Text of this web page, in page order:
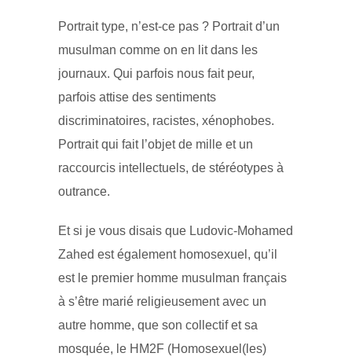
Portrait type, n’est-ce pas ? Portrait d’un
musulman comme on en lit dans les
journaux. Qui parfois nous fait peur,
parfois attise des sentiments
discriminatoires, racistes, xénophobes.
Portrait qui fait l’objet de mille et un
raccourcis intellectuels, de stéréotypes à
outrance.
Et si je vous disais que Ludovic-Mohamed
Zahed est également homosexuel, qu’il
est le premier homme musulman français
à s’être marié religieusement avec un
autre homme, que son collectif et sa
mosquée, le HM2F (Homosexuel(les)